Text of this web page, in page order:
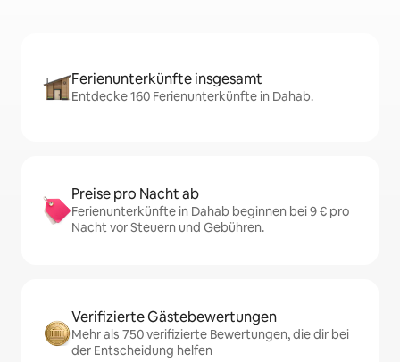
Ferienunterkünfte insgesamt
Entdecke 160 Ferienunterkünfte in Dahab.
Preise pro Nacht ab
Ferienunterkünfte in Dahab beginnen bei 9 € pro
Nacht vor Steuern und Gebühren.
Verifizierte Gästebewertungen
Mehr als 750 verifizierte Bewertungen, die dir bei
der Entscheidung helfen